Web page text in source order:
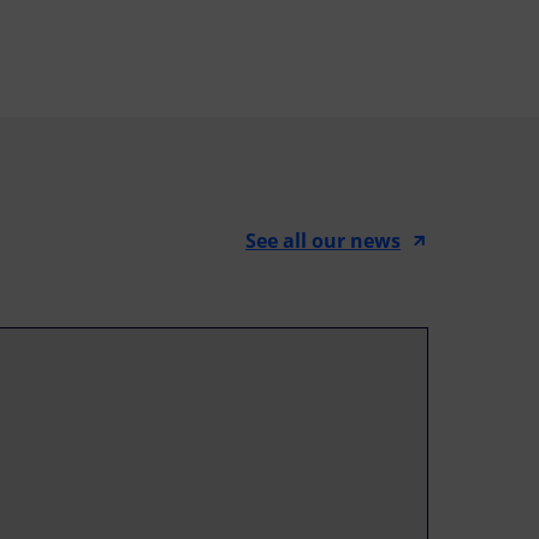
See all our news